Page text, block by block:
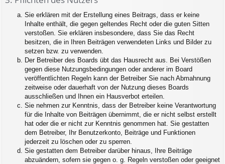
Sie erklären mit der Erstellung eines Beitrags, dass er keine
Inhalte enthält, die gegen geltendes Recht oder die guten Sitten
verstoßen. Sie erklären insbesondere, dass Sie das Recht
besitzen, die in Ihren Beiträgen verwendeten Links und Bilder zu
setzen bzw. zu verwenden.
Der Betreiber des Boards übt das Hausrecht aus. Bei Verstößen
gegen diese Nutzungsbedingungen oder anderer im Board
veröffentlichten Regeln kann der Betreiber Sie nach Abmahnung
zeitweise oder dauerhaft von der Nutzung dieses Boards
ausschließen und Ihnen ein Hausverbot erteilen.
Sie nehmen zur Kenntnis, dass der Betreiber keine Verantwortung
für die Inhalte von Beiträgen übernimmt, die er nicht selbst erstellt
hat oder die er nicht zur Kenntnis genommen hat. Sie gestatten
dem Betreiber, Ihr Benutzerkonto, Beiträge und Funktionen
jederzeit zu löschen oder zu sperren.
Sie gestatten dem Betreiber darüber hinaus, Ihre Beiträge
abzuändern, sofern sie gegen o. g. Regeln verstoßen oder geeignet